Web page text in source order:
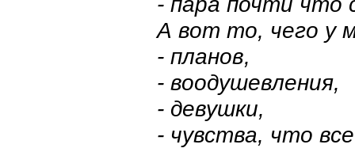
А вот то, чего у
- планов,
- воодушевления,
- девушки,
- чувства, что